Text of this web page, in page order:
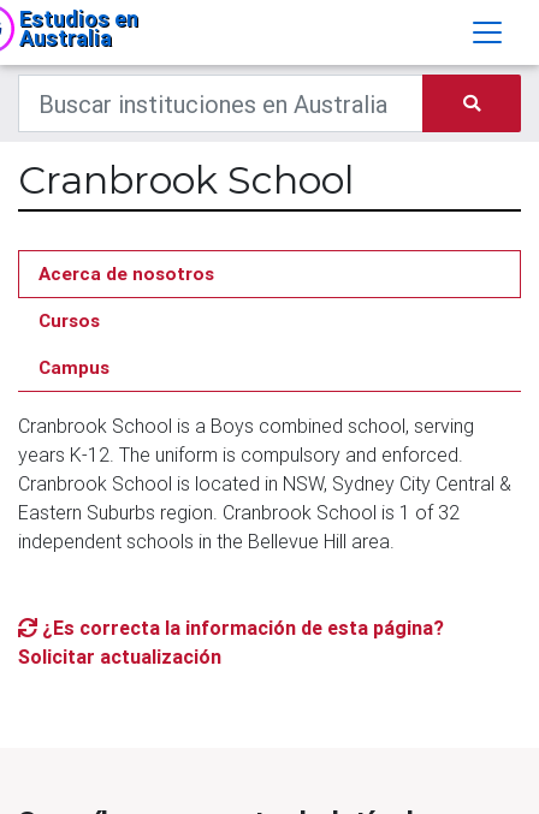
Estudios en
Australia
Cranbrook School
Acerca de nosotros
Cursos
Campus
Cranbrook School is a Boys combined school, serving
years K-12. The uniform is compulsory and enforced.
Cranbrook School is located in NSW, Sydney City Central &
Eastern Suburbs region. Cranbrook School is 1 of 32
independent schools in the Bellevue Hill area.
¿Es correcta la información de esta página?
Solicitar actualización